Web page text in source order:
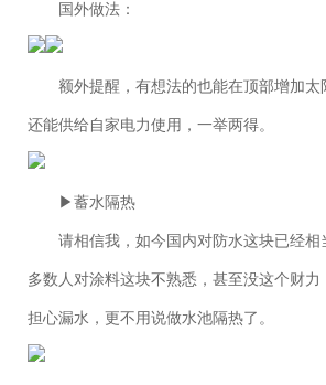
国外做法：
额外提醒，有想法的也能在顶部增加
还能供给自家电力使用，一举两得。
▶蓄水隔热
请相信我，如今国内对防水这块已经相
多数人对涂料这块不熟悉，甚至没这个财力
担心漏水，更不用说做水池隔热了。